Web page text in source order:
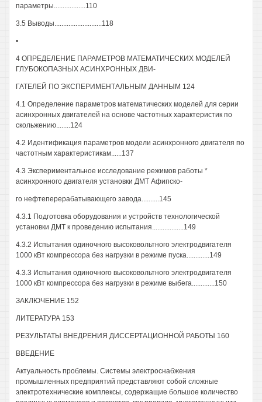
параметры..................110
3.5 Выводы...........................118
•
4 ОПРЕДЕЛЕНИЕ ПАРАМЕТРОВ МАТЕМАТИЧЕСКИХ МОДЕЛЕЙ
ГЛУБОКОПАЗНЫХ АСИНХРОННЫХ ДВИ-
ГАТЕЛЕЙ ПО ЭКСПЕРИМЕНТАЛЬНЫМ ДАННЫМ 124
4.1 Определение параметров математических моделей для серии
асинхронных двигателей на основе частотных характеристик по
скольжению........124
4.2 Идентификация параметров модели асинхронного двигателя по
частотным характеристикам......137
4.3 Экспериментальное исследование режимов работы *
асинхронного двигателя установки ДМТ Афипско-
го нефтеперерабатывающего завода..........145
4.3.1 Подготовка оборудования и устройств технологической
установки ДМТ к проведению испытания..................149
4.3.2 Испытания одиночного высоковольтного электродвигателя
1000 кВт компрессора без нагрузки в режиме пуска.............149
4.3.3 Испытания одиночного высоковольтного электродвигателя
1000 кВт компрессора без нагрузки в режиме выбега.............150
ЗАКЛЮЧЕНИЕ 152
ЛИТЕРАТУРА 153
РЕЗУЛЬТАТЫ ВНЕДРЕНИЯ ДИССЕРТАЦИОННОЙ РАБОТЫ 160
ВВЕДЕНИЕ
Актуальность проблемы. Системы электроснабжения
промышленных предприятий представляют собой сложные
электротехнические комплексы, содержащие большое количество